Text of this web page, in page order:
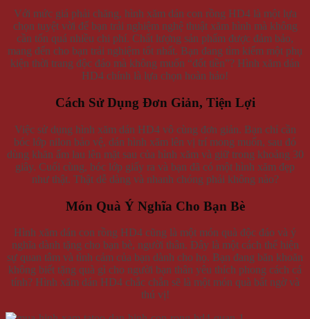
Với mức giá phải chăng, hình xăm dán con rồng HD4 là một lựa
chọn tuyệt vời để bạn trải nghiệm nghệ thuật xăm hình mà không
cần tốn quá nhiều chi phí. Chất lượng sản phẩm được đảm bảo,
mang đến cho bạn trải nghiệm tốt nhất. Bạn đang tìm kiếm một phụ
kiện thời trang độc đáo mà không muốn “đốt tiền”? Hình xăm dán
HD4 chính là lựa chọn hoàn hảo!
Cách Sử Dụng Đơn Giản, Tiện Lợi
Việc sử dụng hình xăm dán HD4 vô cùng đơn giản. Bạn chỉ cần
bóc lớp nilon bảo vệ, dán hình xăm lên vị trí mong muốn, sau đó
dùng khăn ẩm lau lên mặt sau của hình xăm và giữ trong khoảng 30
giây. Cuối cùng, bóc lớp giấy ra và bạn đã có một hình xăm đẹp
như thật. Thật dễ dàng và nhanh chóng phải không nào?
Món Quà Ý Nghĩa Cho Bạn Bè
Hình xăm dán con rồng HD4 cũng là một món quà độc đáo và ý
nghĩa dành tặng cho bạn bè, người thân. Đây là một cách thể hiện
sự quan tâm và tình cảm của bạn dành cho họ. Bạn đang băn khoăn
không biết tặng quà gì cho người bạn thân yêu thích phong cách cá
tính? Hình xăm dán HD4 chắc chắn sẽ là một món quà bất ngờ và
thú vị!